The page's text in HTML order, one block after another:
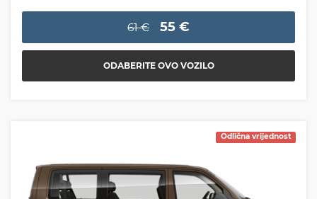
61 € 55 €
ODABERITE OVO VOZILO
Odlična vrijednost